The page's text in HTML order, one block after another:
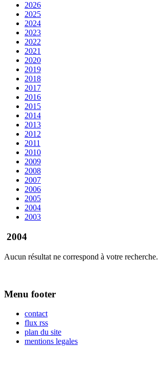
2026
2025
2024
2023
2022
2021
2020
2019
2018
2017
2016
2015
2014
2013
2012
2011
2010
2009
2008
2007
2006
2005
2004
2003
2004
Aucun résultat ne correspond à votre recherche.
Menu footer
contact
flux rss
plan du site
mentions legales